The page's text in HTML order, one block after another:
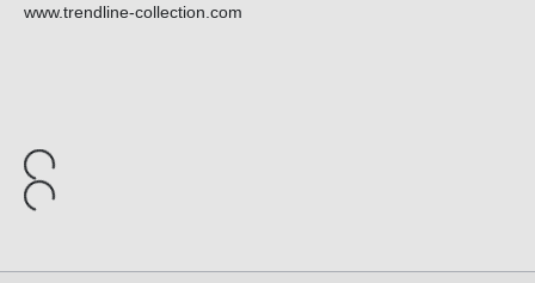
www.trendline-collection.com